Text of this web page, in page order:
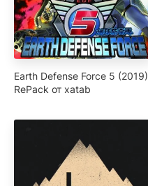
Earth Defense Force 5 (2019)
RePack от xatab